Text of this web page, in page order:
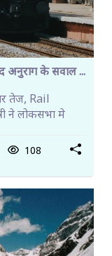
अनुराग के सवाल ...
तेज, Rail
ने लोकसभा मे
108